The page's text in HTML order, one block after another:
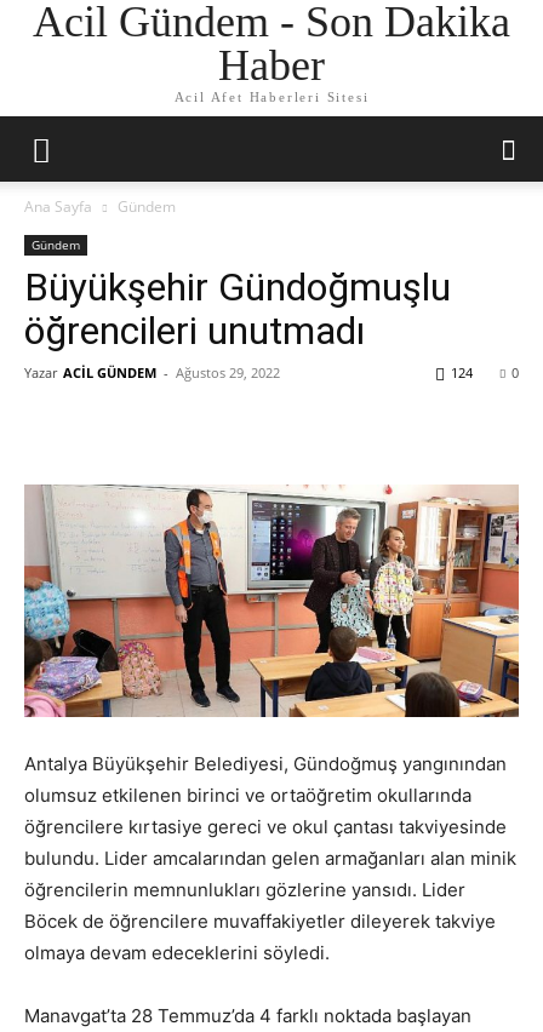
Acil Gündem - Son Dakika
Haber
Acil Afet Haberleri Sitesi
Ana Sayfa Gündem
Gündem
Büyükşehir Gündoğmuşlu
öğrencileri unutmadı
Yazar ACİL GÜNDEM - Ağustos 29, 2022 0
124
Antalya Büyükşehir Belediyesi, Gündoğmuş yangınından
olumsuz etkilenen birinci ve ortaöğretim okullarında
öğrencilere kırtasiye gereci ve okul çantası takviyesinde
bulundu. Lider amcalarından gelen armağanları alan minik
öğrencilerin memnunlukları gözlerine yansıdı. Lider
Böcek de öğrencilere muvaffakiyetler dileyerek takviye
olmaya devam edeceklerini söyledi.
Manavgat’ta 28 Temmuz’da 4 farklı noktada başlayan